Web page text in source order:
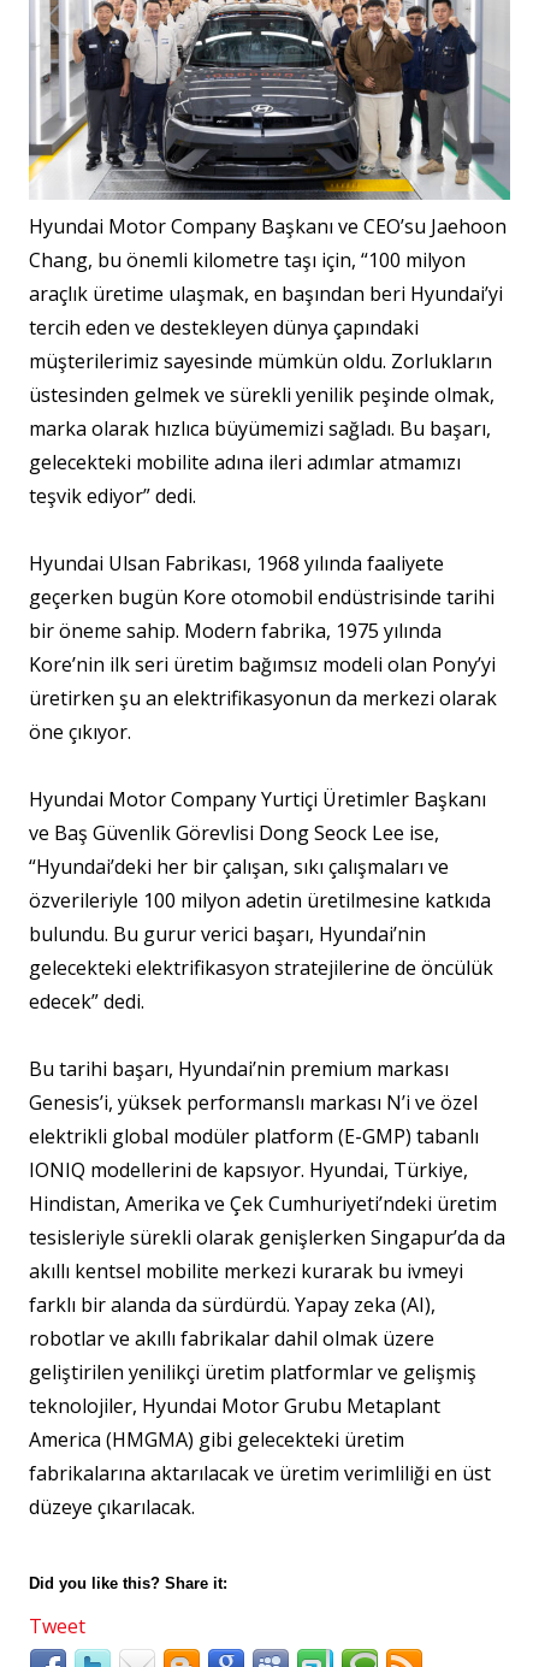
Hyundai Motor Company Başkanı ve CEO’su Jaehoon
Chang, bu önemli kilometre taşı için, “100 milyon
araçlık üretime ulaşmak, en başından beri Hyundai’yi
tercih eden ve destekleyen dünya çapındaki
müşterilerimiz sayesinde mümkün oldu. Zorlukların
üstesinden gelmek ve sürekli yenilik peşinde olmak,
marka olarak hızlıca büyümemizi sağladı. Bu başarı,
gelecekteki mobilite adına ileri adımlar atmamızı
teşvik ediyor” dedi.
Hyundai Ulsan Fabrikası, 1968 yılında faaliyete
geçerken bugün Kore otomobil endüstrisinde tarihi
bir öneme sahip. Modern fabrika, 1975 yılında
Kore’nin ilk seri üretim bağımsız modeli olan Pony’yi
üretirken şu an elektrifikasyonun da merkezi olarak
öne çıkıyor.
Hyundai Motor Company Yurtiçi Üretimler Başkanı
ve Baş Güvenlik Görevlisi Dong Seock Lee ise,
“Hyundai’deki her bir çalışan, sıkı çalışmaları ve
özverileriyle 100 milyon adetin üretilmesine katkıda
bulundu. Bu gurur verici başarı, Hyundai’nin
gelecekteki elektrifikasyon stratejilerine de öncülük
edecek” dedi.
Bu tarihi başarı, Hyundai’nin premium markası
Genesis’i, yüksek performanslı markası N’i ve özel
elektrikli global modüler platform (E-GMP) tabanlı
IONIQ modellerini de kapsıyor. Hyundai, Türkiye,
Hindistan, Amerika ve Çek Cumhuriyeti’ndeki üretim
tesisleriyle sürekli olarak genişlerken Singapur’da da
akıllı kentsel mobilite merkezi kurarak bu ivmeyi
farklı bir alanda da sürdürdü. Yapay zeka (AI),
robotlar ve akıllı fabrikalar dahil olmak üzere
geliştirilen yenilikçi üretim platformlar ve gelişmiş
teknolojiler, Hyundai Motor Grubu Metaplant
America (HMGMA) gibi gelecekteki üretim
fabrikalarına aktarılacak ve üretim verimliliği en üst
düzeye çıkarılacak.
Did you like this? Share it:
Tweet